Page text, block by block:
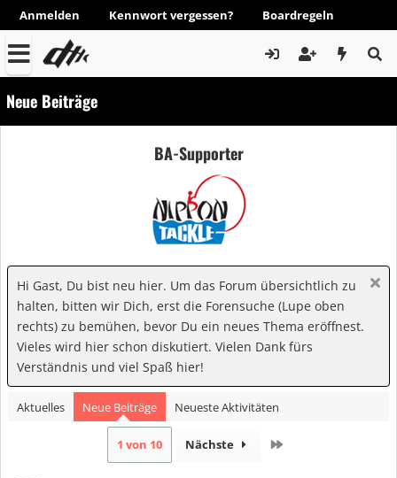
Anmelden Kennwort vergessen? Boardregeln
Neue Beiträge
BA-Supporter
Hi Gast, Du bist neu hier. Um das Forum übersichtlich zu
halten, bitten wir Dich, erst die Forensuche (Lupe oben
rechts) zu bemühen, bevor Du ein neues Thema eröffnest.
Vieles wird hier schon diskutiert. Vielen Dank fürs
Verständnis und viel Spaß hier!
Aktuelles Neue Beiträge Neueste Aktivitäten
1 von 10 Nächste